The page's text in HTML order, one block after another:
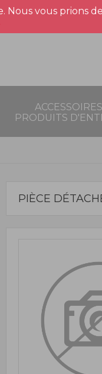
vous prions
PRODUITS
PIÈCE